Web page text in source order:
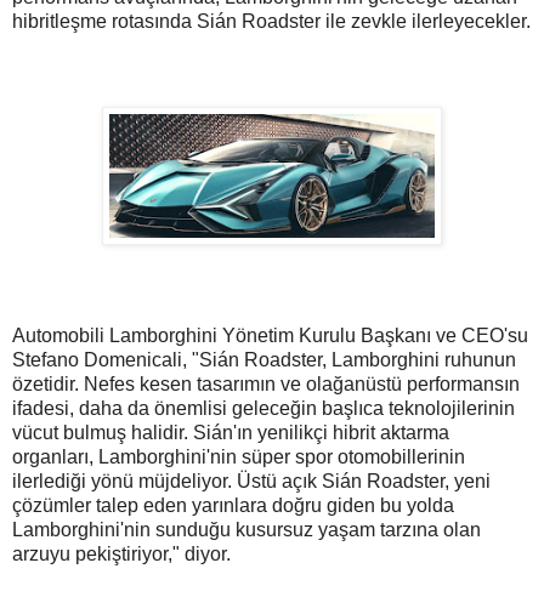
hibritleşme rotasında Sián Roadster ile zevkle ilerleyecekler.
Automobili Lamborghini Yönetim Kurulu Başkanı ve CEO'su
Stefano Domenicali, "Sián Roadster, Lamborghini ruhunun
özetidir. Nefes kesen tasarımın ve olağanüstü performansın
ifadesi, daha da önemlisi geleceğin başlıca teknolojilerinin
vücut bulmuş halidir. Sián'ın yenilikçi hibrit aktarma
organları, Lamborghini'nin süper spor otomobillerinin
ilerlediği yönü müjdeliyor. Üstü açık Sián Roadster, yeni
çözümler talep eden yarınlara doğru giden bu yolda
Lamborghini'nin sunduğu kusursuz yaşam tarzına olan
arzuyu pekiştiriyor," diyor.